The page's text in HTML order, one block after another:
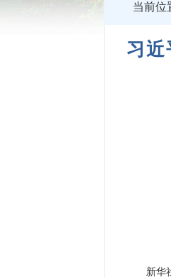
当前位
习
新华社